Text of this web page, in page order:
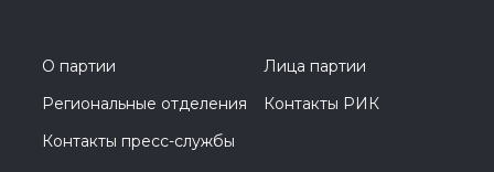
О партии
Лица партии
Региональные отделения
Контакты РИК
Контакты пресс-службы